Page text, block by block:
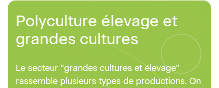
Actualités
Assistance et expertise
Offres d'emploi
Polyculture élevage et
grandes cultures
Le secteur "grandes cultures et élevage"
rassemble plusieurs types de productions. On